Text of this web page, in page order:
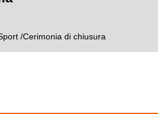
/Cerimonia di chiusura